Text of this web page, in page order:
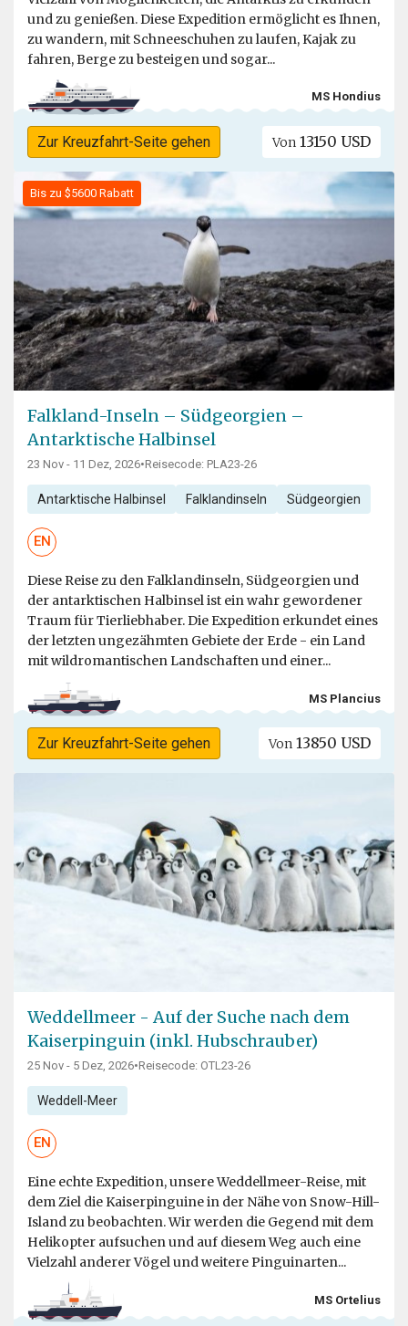
und zu genießen. Diese Expedition ermöglicht es Ihnen,
zu wandern, mit Schneeschuhen zu laufen, Kajak zu
fahren, Berge zu besteigen und sogar...
MS Hondius
Zur Kreuzfahrt-Seite gehen Von 13150 USD
Bis zu $5600 Rabatt
Falkland-Inseln – Südgeorgien –
Antarktische Halbinsel
23 Nov - 11 Dez, 2026•Reisecode: PLA23-26
Antarktische Halbinsel Falklandinseln Südgeorgien
EN
Diese Reise zu den Falklandinseln, Südgeorgien und
der antarktischen Halbinsel ist ein wahr gewordener
Traum für Tierliebhaber. Die Expedition erkundet eines
der letzten ungezähmten Gebiete der Erde - ein Land
mit wildromantischen Landschaften und einer...
MS Plancius
Zur Kreuzfahrt-Seite gehen Von 13850 USD
Weddellmeer - Auf der Suche nach dem
Kaiserpinguin (inkl. Hubschrauber)
25 Nov - 5 Dez, 2026•Reisecode: OTL23-26
Weddell-Meer
EN
Eine echte Expedition, unsere Weddellmeer-Reise, mit
dem Ziel die Kaiserpinguine in der Nähe von Snow-Hill-
Island zu beobachten. Wir werden die Gegend mit dem
Helikopter aufsuchen und auf diesem Weg auch eine
Vielzahl anderer Vögel und weitere Pinguinarten...
MS Ortelius